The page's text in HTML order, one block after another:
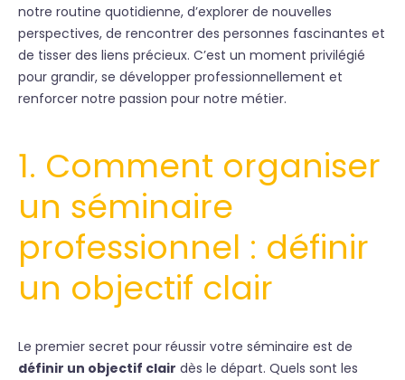
notre routine quotidienne, d’explorer de nouvelles
perspectives, de rencontrer des personnes fascinantes et
de tisser des liens précieux. C’est un moment privilégié
pour grandir, se développer professionnellement et
renforcer notre passion pour notre métier.
1. Comment organiser
un séminaire
professionnel : définir
un objectif clair
Le premier secret pour réussir votre séminaire est de
définir un objectif clair dès le départ. Quels sont les